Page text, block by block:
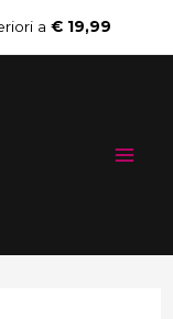
a € 19,99